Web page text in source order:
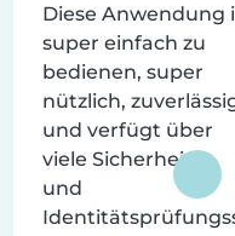
Diese Anwendung
super einfach zu
bedienen, super
nützlich,
und verfügt über
viele Sicherheits-
und